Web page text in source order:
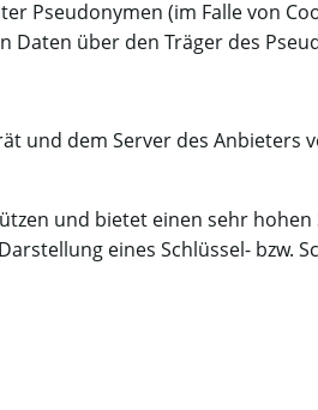
Pseudonymen (im Falle von
über den Träger des
und dem Server des Anbieters
und bietet einen sehr
eines Schlüssel- bzw.